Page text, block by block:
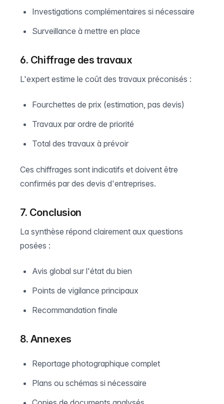
Investigations complémentaires si nécessaire
Surveillance à mettre en place
6. Chiffrage des travaux
L'expert estime le coût des travaux préconisés :
Fourchettes de prix (estimation, pas devis)
Travaux par ordre de priorité
Total des travaux à prévoir
Ces chiffrages sont indicatifs et doivent être
confirmés par des devis d'entreprises.
7. Conclusion
La synthèse répond clairement aux questions
posées :
Avis global sur l'état du bien
Points de vigilance principaux
Recommandation finale
8. Annexes
Reportage photographique complet
Plans ou schémas si nécessaire